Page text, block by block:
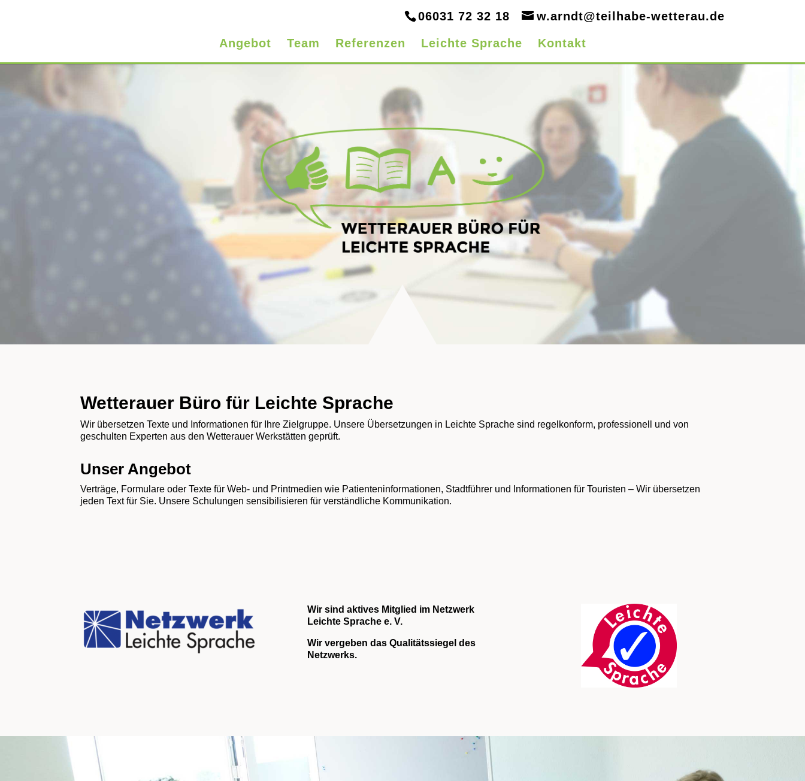
06031 72 32 18 w.arndt@teilhabe-wetterau.de
Angebot Team Referenzen Leichte Sprache Kontakt
Wetterauer Büro für Leichte Sprache
Wir übersetzen Texte und Informationen für Ihre Zielgruppe. Unsere Übersetzungen in Leichte Sprache sind regelkonform, professionell und von
geschulten Experten aus den Wetterauer Werkstätten geprüft.
Unser Angebot
Verträge, Formulare oder Texte für Web- und Printmedien wie Patienteninformationen, Stadtführer und Informationen für Touristen – Wir übersetzen
jeden Text für Sie. Unsere Schulungen sensibilisieren für verständliche Kommunikation.
Wir sind aktives Mitglied im Netzwerk
Leichte Sprache e. V.
Wir vergeben das Qualitätssiegel des
Netzwerks.